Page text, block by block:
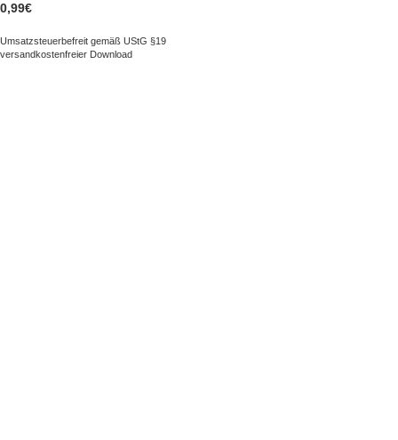
0,99€
Umsatzsteuerbefreit gemäß UStG §19
versandkostenfreier Download